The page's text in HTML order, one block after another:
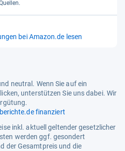
Film
74
Wicked - Teil 2
englisch, deutsch
Universal Pictures Video
bei Amazon.de lesen
neutral. Wenn Sie auf ein
unterstützen Sie uns dabei. Wir
finanziert
inkl. aktuell geltender gesetzlicher
werden ggf. gesondert
der Gesamtpreis und die